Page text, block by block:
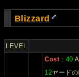
Blizzard
LEVEL
Cost: 40
12ヤード